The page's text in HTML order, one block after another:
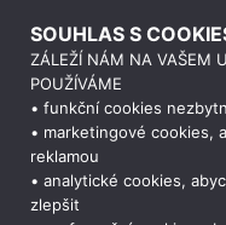
SOUHLAS S
ZÁLEŽÍ NÁM NA VAŠEM
POUŽÍVÁME
• funkční cookies
• marketingové cookies,
reklamou
• analytické cookies,
zlepšit